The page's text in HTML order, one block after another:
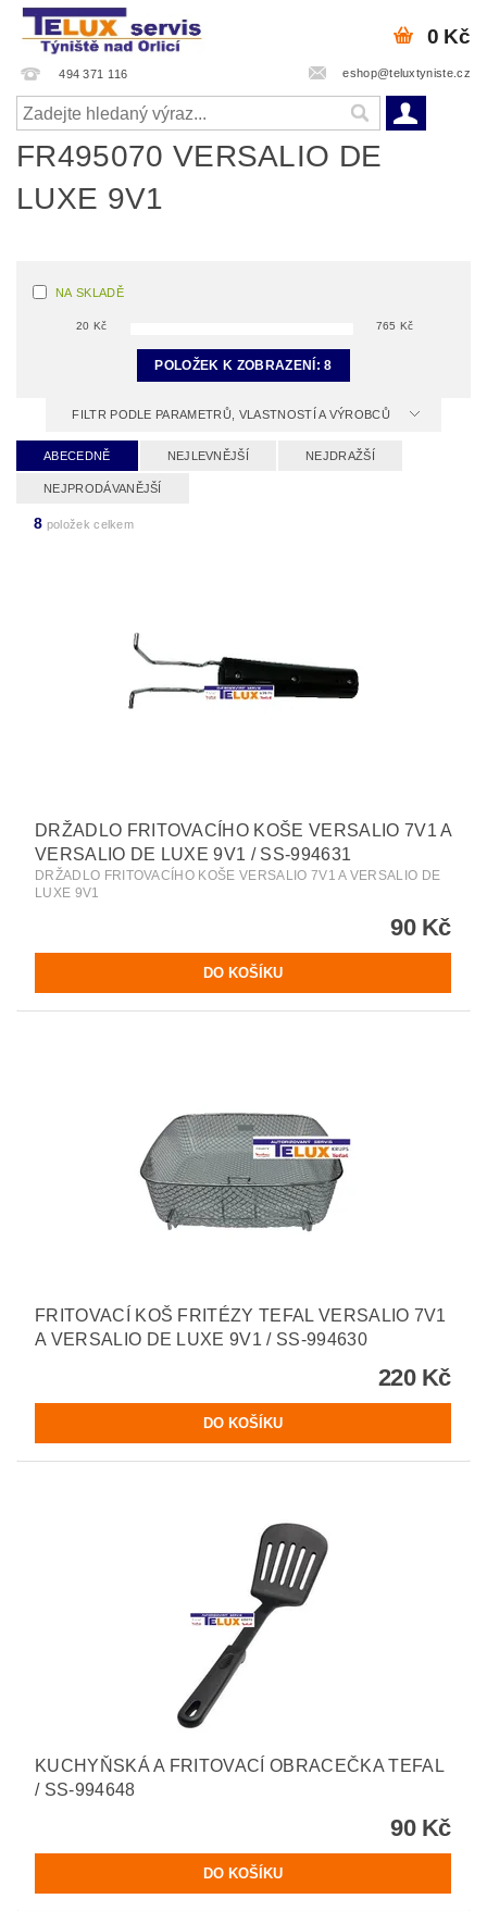
494 371 116 eshop@teluxtyniste.cz
0 Kč
FR495070 VERSALIO DE
LUXE 9V1
NA SKLADĚ
20 Kč 765 Kč
POLOŽEK K ZOBRAZENÍ:8
FILTR PODLE PARAMETRŮ, VLASTNOSTÍ A VÝROBCŮ
ABECEDNĚ NEJLEVNĚJŠÍ NEJDRAŽŠÍ
NEJPRODÁVANĚJŠÍ
8 položek celkem
DRŽADLO FRITOVACÍHO KOŠE VERSALIO 7V1 A
VERSALIO DE LUXE 9V1 / SS-994631
DRŽADLO FRITOVACÍHO KOŠE VERSALIO 7V1 A VERSALIO DE
LUXE 9V1
90 Kč
FRITOVACÍ KOŠ FRITÉZY TEFAL VERSALIO 7V1
A VERSALIO DE LUXE 9V1 / SS-994630
220 Kč
KUCHYŇSKÁ A FRITOVACÍ OBRACEČKA TEFAL
/ SS-994648
90 Kč